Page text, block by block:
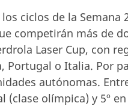
ciclos de la
competirán más de
Laser Cup, con
Portugal o Italia. Por
autónomas.
(clase olímpica) y 5º